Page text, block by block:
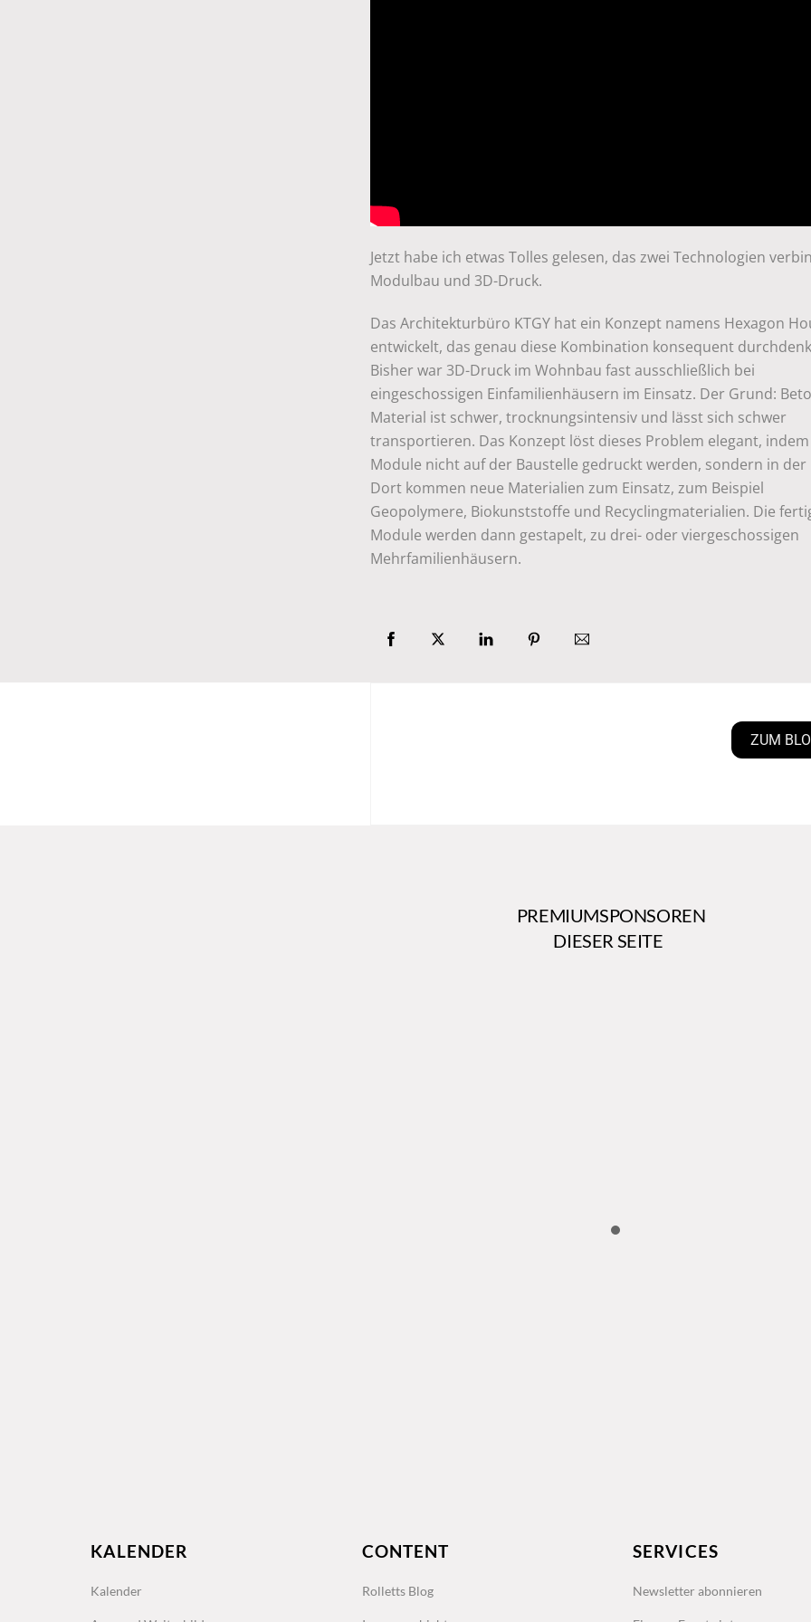
Jetzt habe ich etwas Tolles gelesen, das zwei Technologien
Modulbau und 3D-Druck.
Das Architekturbüro KTGY hat ein Konzept namens Hexagon
entwickelt, das genau diese Kombination konsequent
Bisher war 3D-Druck im Wohnbau fast ausschließlich bei
eingeschossigen Einfamilienhäusern im Einsatz. Der Grund:
Material ist schwer, trocknungsintensiv und lässt sich schwer
transportieren. Das Konzept löst dieses Problem elegant,
Module nicht auf der Baustelle gedruckt werden, sondern in der
Dort kommen neue Materialien zum Einsatz, zum Beispiel
Geopolymere, Biokunststoffe und Recyclingmaterialien. Die
Module werden dann gestapelt, zu drei- oder viergeschossigen
Mehrfamilienhäusern.
ZUM
PREMIUMSPONSOREN
DIESER SEITE
KALENDER
Kalender
CONTENT
Rolletts Blog
SERVICES
Newsletter abonnieren